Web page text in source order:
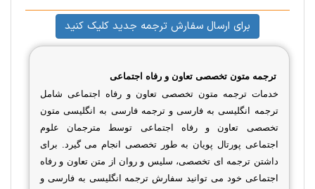
برای ارسال سفارش ترجمه جدید کلیک کنید
ترجمه متون تخصصی تعاون و رفاه اجتماعی
خدمات ترجمه متون تخصصی تعاون و رفاه اجتماعی شامل
ترجمه انگلیسی به فارسی و ترجمه فارسی به انگلیسی متون
تخصصی تعاون و رفاه اجتماعی توسط مترجمان علوم
اجتماعی پورتال پویان به طور تخصصی انجام می گیرد. برای
داشتن ترجمه ای تخصصی، سلیس و روان از متن تعاون و رفاه
اجتماعی خود می توانید سفارش ترجمه انگلیسی به فارسی و